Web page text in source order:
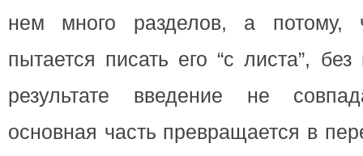
нем много разделов, а потому,
пытается писать его “с листа”,
результате введение не
основная часть превращается в